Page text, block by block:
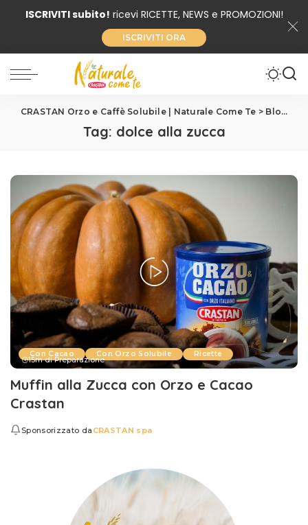
ISCRIVITI subito! ricevi RICETTE, NEWS e PROMOZIONI!
ISCRIVITI ORA
CRASTAN Orzo e Caffè Solubile | Naturale Come Te > Blog
Tag: dolce alla zucca
Con Cacao Con Orzo Solubile Ricette
15m di Preparazione
Muffin alla Zucca con Orzo e Cacao
Crastan
Sponsorizzato da CRASTAN spa